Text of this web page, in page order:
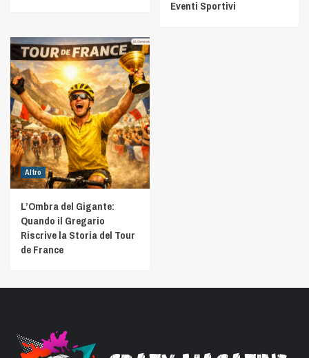
Eventi Sportivi
Altro
L’Ombra del Gigante:
Quando il Gregario
Riscrive la Storia del Tour
de France